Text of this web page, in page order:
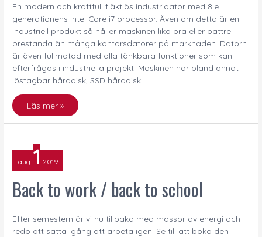
En modern och kraftfull fläktlös industridator med 8:e
generationens Intel Core i7 processor. Även om detta är en
industriell produkt så håller maskinen lika bra eller bättre
prestanda än många kontorsdatorer på marknaden. Datorn
är även fullmatad med alla tänkbara funktioner som kan
efterfrågas i industriella projekt. Maskinen har bland annat
löstagbar hårddisk, SSD hårddisk …
Läs mer »
aug 1 2019
Back to work / back to school
Efter semestern är vi nu tillbaka med massor av energi och
redo att sätta igång att arbeta igen. Se till att boka den